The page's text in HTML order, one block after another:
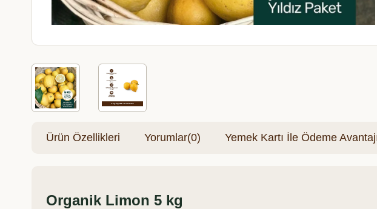
Ürün Özellikleri Yorumlar(0) Yemek Kartı İle Ödeme
Organik Limon 5 kg